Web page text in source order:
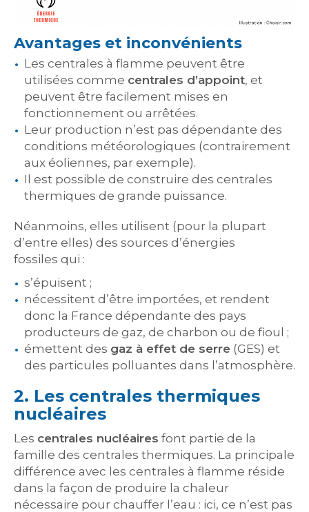
Avantages et inconvénients
Les centrales à flamme peuvent être
utilisées comme centrales d’appoint, et
peuvent être facilement mises en
fonctionnement ou arrêtées.
Leur production n’est pas dépendante des
conditions météorologiques (contrairement
aux éoliennes, par exemple).
Il est possible de construire des centrales
thermiques de grande puissance.
Néanmoins, elles utilisent (pour la plupart
d’entre elles) des sources d’énergies
fossiles qui :
s’épuisent ;
nécessitent d’être importées, et rendent
donc la France dépendante des pays
producteurs de gaz, de charbon ou de fioul ;
émettent des gaz à effet de serre (GES) et
des particules polluantes dans l’atmosphère.
2. Les centrales thermiques
nucléaires
Les centrales nucléaires font partie de la
famille des centrales thermiques. La principale
différence avec les centrales à flamme réside
dans la façon de produire la chaleur
nécessaire pour chauffer l’eau : ici, ce n’est pas